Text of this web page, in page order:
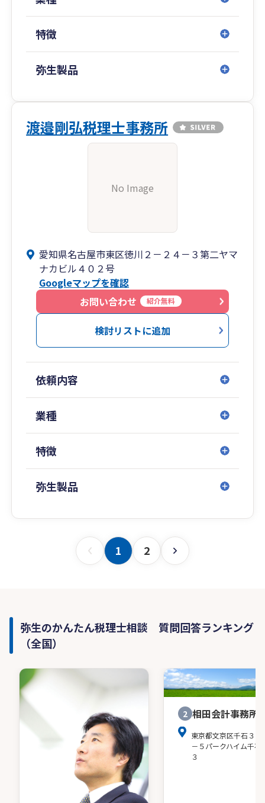
特徴
弥生製品
渡邉剛弘税理士事務所
No Image
愛知県名古屋市東区徳川２－２４－３第二ヤマ
ナカビル４０２号
Googleマップを確認
お問い合わせ
紹介無料
検討リストに追加
依頼内容
業種
特徴
弥生製品
1 2
弥生のかんたん税理士相談 質問回答ランキング
（全国）
2 相田会計事務所
東京都文京区千石３－
－５パークハイム千石
３